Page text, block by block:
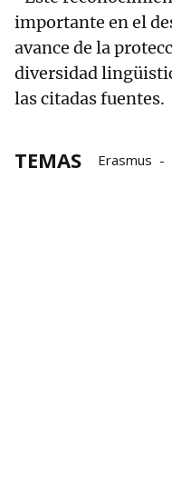
importante en el
avance de la
diversidad
las citadas fuentes.
TEMAS Erasmus